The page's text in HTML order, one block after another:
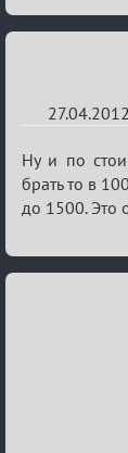
Re:
План
Ну и по
брать то в
до 1500. Это